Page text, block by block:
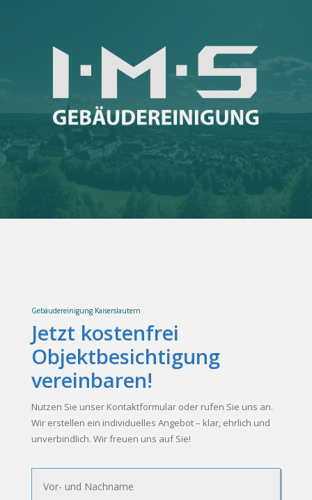
Gebäudereinigung Kaiserslautern
Jetzt kostenfrei
Objektbesichtigung
vereinbaren!
Nutzen Sie unser Kontaktformular oder rufen Sie uns an.
Wir erstellen ein individuelles Angebot – klar, ehrlich und
unverbindlich. Wir freuen uns auf Sie!